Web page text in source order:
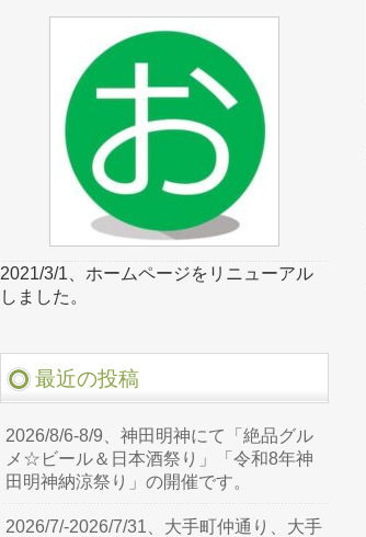
2021/3/1、ホームページをリニューアル
しました。
最近の投稿
2026/8/6-8/9、神田明神にて「絶品グル
メ☆ビール＆日本酒祭り」「令和8年神
田明神納涼祭り」の開催です。
2026/7/-2026/7/31、大手町仲通り、大手